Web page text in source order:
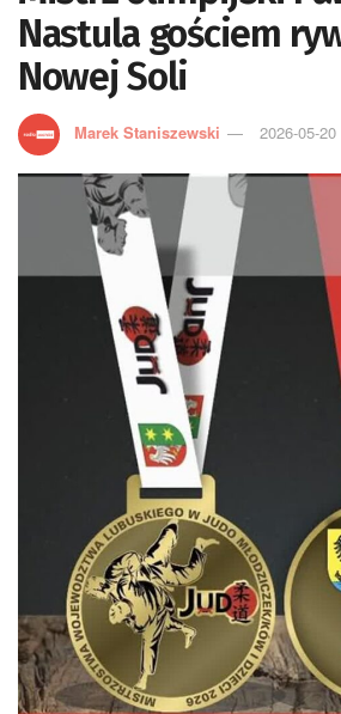
Nastula gościem
Nowej Soli
Marek Staniszewski 2026-05-